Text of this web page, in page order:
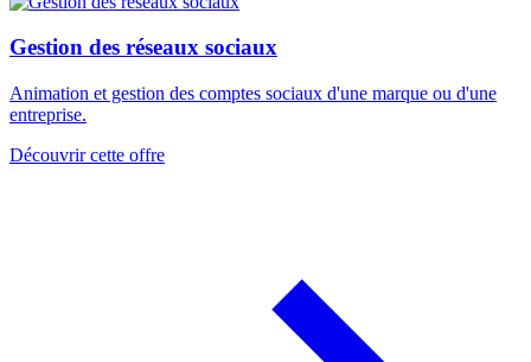
Gestion des réseaux sociaux
Animation et gestion des comptes sociaux d'une marque ou d'une
entreprise.
Découvrir cette offre